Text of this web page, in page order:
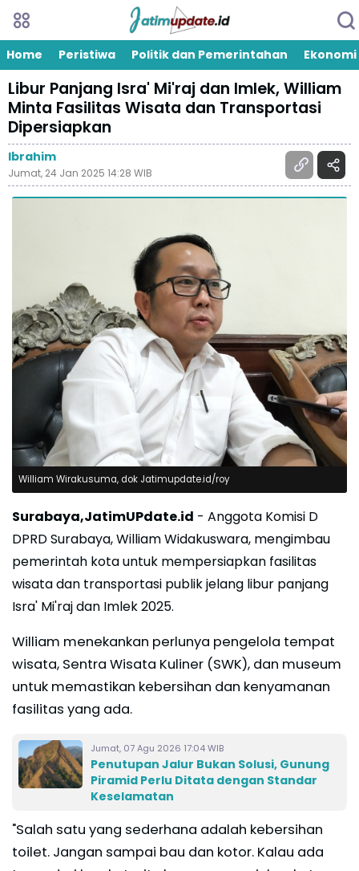
Home Peristiwa Politik dan Pemerintahan Ekonomi
Libur Panjang Isra' Mi'raj dan Imlek, William
Minta Fasilitas Wisata dan Transportasi
Dipersiapkan
Ibrahim
Jumat, 24 Jan 2025 14:28 WIB
William Wirakusuma, dok Jatimupdate.id/roy
Surabaya,JatimUPdate.id - Anggota Komisi D
DPRD Surabaya, William Widakuswara, mengimbau
pemerintah kota untuk mempersiapkan fasilitas
wisata dan transportasi publik jelang libur panjang
Isra' Mi'raj dan Imlek 2025.
William menekankan perlunya pengelola tempat
wisata, Sentra Wisata Kuliner (SWK), dan museum
untuk memastikan kebersihan dan kenyamanan
fasilitas yang ada.
Jumat, 07 Agu 2026 17:04 WIB
Penutupan Jalur Bukan Solusi, Gunung
Piramid Perlu Ditata dengan Standar
Keselamatan
"Salah satu yang sederhana adalah kebersihan
toilet. Jangan sampai bau dan kotor. Kalau ada